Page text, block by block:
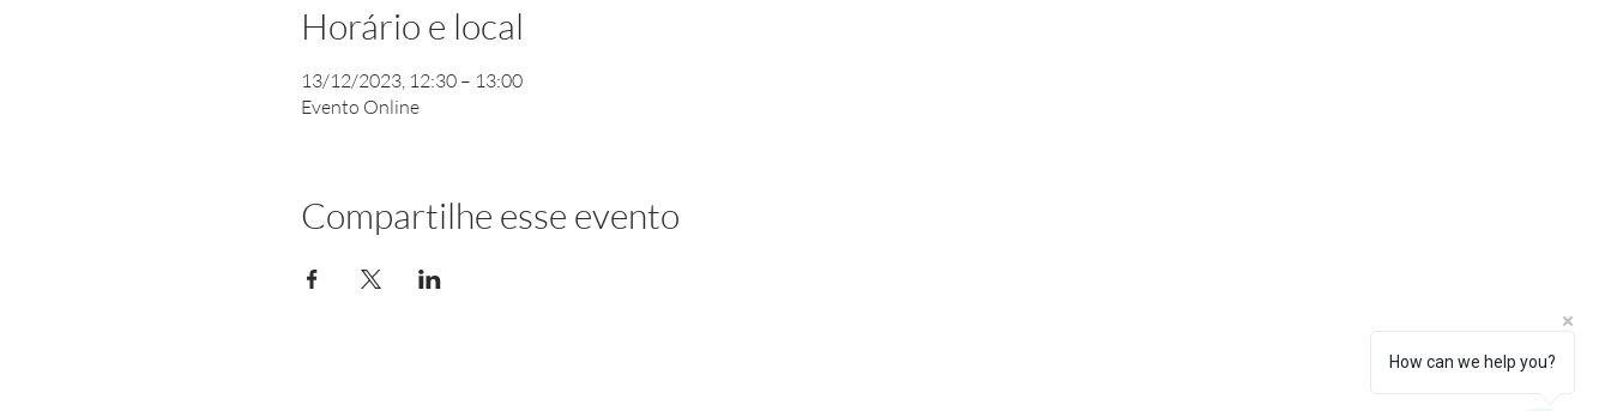
Horário e local
13/12/2023, 12:30 – 13:00
Evento Online
Compartilhe esse evento
How can we help you?